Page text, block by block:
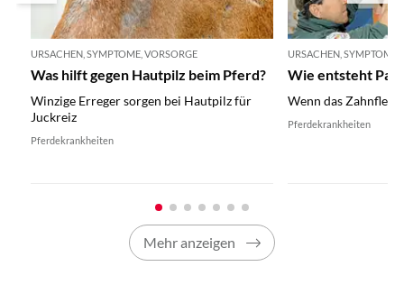
URSACHEN, SYMPTOME, VORSORGE
Was hilft gegen Hautpilz beim Pferd?
Winzige Erreger sorgen bei Hautpilz für
Juckreiz
Pferdekrankheiten
URSACHEN,
Wie entsteht
Wenn das
Pferdekrankheiten
Mehr anzeigen